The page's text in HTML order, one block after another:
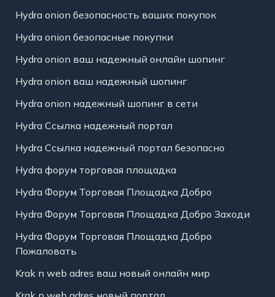
Hydra onion безопасность ваших покупок
Hydra onion безопасные покупки
Hydra onion ваш надежный онлайн шопинг
Hydra onion ваш надежный шопинг
Hydra onion надежный шопинг в сети
Hydra Ссылка надежный портал
Hydra Ссылка надежный портал безопасно
Hydra форум торговая площадка
Hydra Форум Торговая Площадка Добро
Hydra Форум Торговая Площадка Добро Заходи
Hydra Форум Торговая Площадка Добро
Пожаловать
Krak n web adres ваш новый онлайн мир